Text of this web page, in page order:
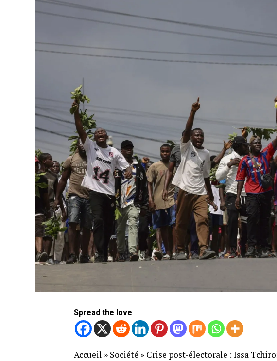
Spread the love
Accueil » Société » Crise post-électorale : Issa